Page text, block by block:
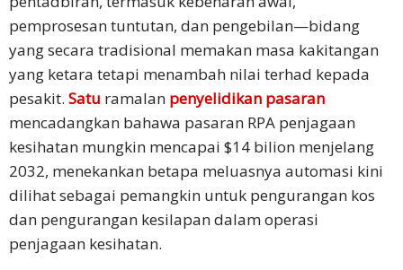
pemprosesan tuntutan, dan pengebilan—bidang
yang secara tradisional memakan masa kakitangan
yang ketara tetapi menambah nilai terhad kepada
pesakit. Satu ramalan penyelidikan pasaran
mencadangkan bahawa pasaran RPA penjagaan
kesihatan mungkin mencapai $14 bilion menjelang
2032, menekankan betapa meluasnya automasi kini
dilihat sebagai pemangkin untuk pengurangan kos
dan pengurangan kesilapan dalam operasi
penjagaan kesihatan.